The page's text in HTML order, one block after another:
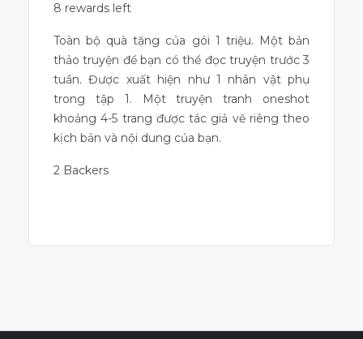
8 rewards left
Toàn bộ quà tặng của gói 1 triệu. Một bản
thảo truyện để bạn có thể đọc truyện trước 3
tuần. Được xuất hiện như 1 nhân vật phụ
trong tập 1. Một truyện tranh oneshot
khoảng 4-5 trang được tác giả vẽ riêng theo
kịch bản và nội dung của bạn.
2 Backers